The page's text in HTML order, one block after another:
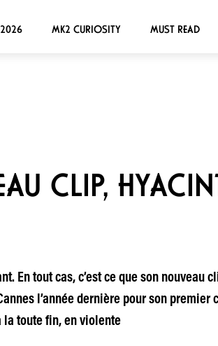
MK2 CURIOSITY MUST READ
CLIP,
En tout cas, c’est ce que son
l’année dernière pour son
la toute fin, en violente